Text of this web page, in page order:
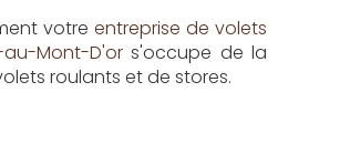
votre entreprise de volets
Mont-D'ors'occupe de la
roulants et de stores.